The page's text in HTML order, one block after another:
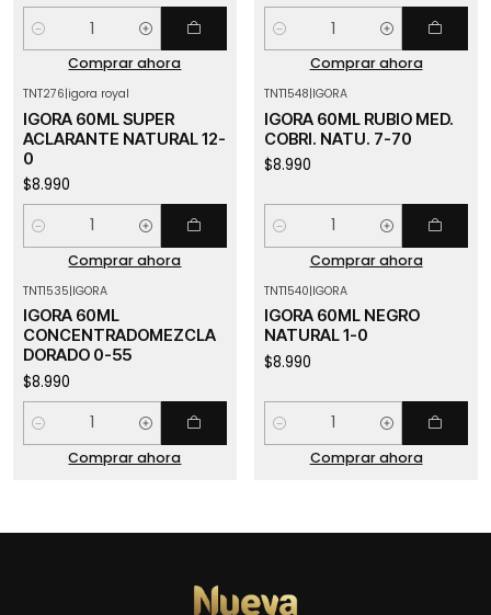
Cantidad
Comprar ahora
Cantidad
Comprar ahora
TNT276|igora royal
IGORA 60ML SUPER
ACLARANTE NATURAL 12-
0
$8.990
Cantidad
Comprar ahora
TNT1548|IGORA
IGORA 60ML RUBIO MED.
COBRI. NATU. 7-70
$8.990
Cantidad
Comprar ahora
TNT1535|IGORA
IGORA 60ML
CONCENTRADOMEZCLA
DORADO 0-55
$8.990
Cantidad
Comprar ahora
TNT1540|IGORA
IGORA 60ML NEGRO
NATURAL 1-0
$8.990
Cantidad
Comprar ahora